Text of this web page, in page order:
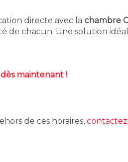
directe avec la chambre
de chacun. Une solution
maintenant !
de ces horaires,